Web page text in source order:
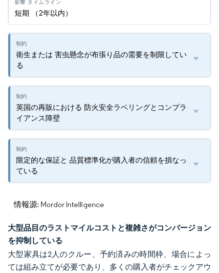
短期 （2年以内）
衛生または 害虫懸念が布張り品の需要を制限してい
る
英国の再販における 防火安全ラベリングとコンプラ
イアンス障壁
限定的な保証と 品質標準化が購入者の信頼を損なっ
ている
情報源: Mordor Intelligence
大型品目のラストマイルコストと複雑さがコンバージョン
を抑制している
大型家具は2人のクルー、予約済みの時間枠、場合によっ
ては組み立てが必要であり、多くの購入者がチェックアウ